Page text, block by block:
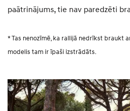
paātrinājums, tie nav paredzēti
* Tas nenozīmē, ka rallijā nedrīkst braukt
modelis tam ir īpaši izstrādāts.